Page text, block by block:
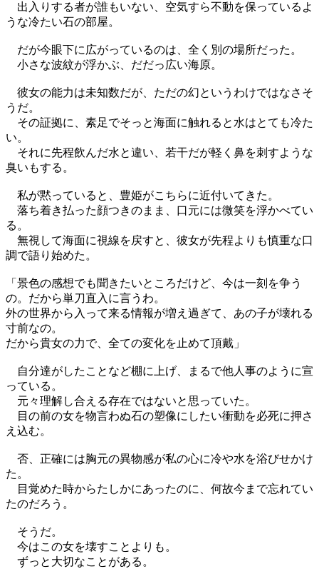
出入りする者が誰もいない、空気すら不動を保っているよ
うな冷たい石の部屋。
だが今眼下に広がっているのは、全く別の場所だった。
小さな波紋が浮かぶ、だだっ広い海原。
彼女の能力は未知数だが、ただの幻というわけではなさそ
うだ。
その証拠に、素足でそっと海面に触れると水はとても冷た
い。
それに先程飲んだ水と違い、若干だが軽く鼻を刺すような
臭いもする。
私が黙っていると、豊姫がこちらに近付いてきた。
落ち着き払った顔つきのまま、口元には微笑を浮かべてい
る。
無視して海面に視線を戻すと、彼女が先程よりも慎重な口
調で語り始めた。
「景色の感想でも聞きたいところだけど、今は一刻を争う
の。だから単刀直入に言うわ。
外の世界から入って来る情報が増え過ぎて、あの子が壊れる
寸前なの。
だから貴女の力で、全ての変化を止めて頂戴」
自分達がしたことなど棚に上げ、まるで他人事のように宣
っている。
元々理解し合える存在ではないと思っていた。
目の前の女を物言わぬ石の塑像にしたい衝動を必死に押さ
え込む。
否、正確には胸元の異物感が私の心に冷や水を浴びせかけ
た。
目覚めた時からたしかにあったのに、何故今まで忘れてい
たのだろう。
そうだ。
今はこの女を壊すことよりも。
ずっと大切なことがある。